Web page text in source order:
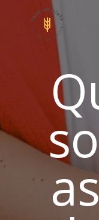
Panneau de gestion des